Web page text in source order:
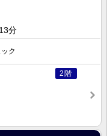
分
ク
2階